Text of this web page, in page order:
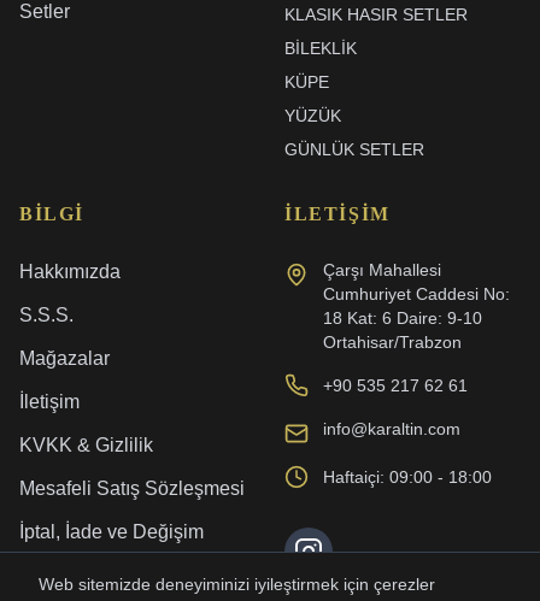
Setler
KLASIK HASIR SETLER
BİLEKLİK
KÜPE
YÜZÜK
GÜNLÜK SETLER
BILGI
Hakkımızda
S.S.S.
Mağazalar
İletişim
KVKK & Gizlilik
Mesafeli Satış Sözleşmesi
İptal, İade ve Değişim
Kargo ve Teslimat
İLETIŞIM
Çarşı Mahallesi
Cumhuriyet Caddesi No:
18 Kat: 6 Daire: 9-10
Ortahisar/Trabzon
+90 535 217 62 61
info@karaltin.com
Haftaiçi: 09:00 - 18:00
Web sitemizde deneyiminizi iyileştirmek için çerezler